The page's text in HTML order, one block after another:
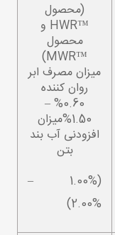
(محصول
™HWR و
محصول
™MWR)
میزان مصرف ابر
روان کننده
0.60% –
1.50%میزان
افزودنی آب بند
بتن
(1.00% –
2.00%)